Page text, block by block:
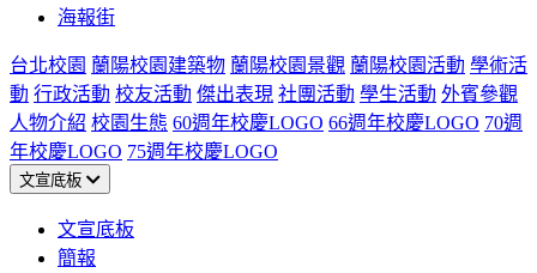
海報街
台北校園 蘭陽校園建築物 蘭陽校園景觀 蘭陽校園活動 學術活
動 行政活動 校友活動 傑出表現 社團活動 學生活動 外賓參觀
人物介紹 校園生態 60週年校慶LOGO 66週年校慶LOGO 70週
年校慶LOGO 75週年校慶LOGO
文宣底板
文宣底板
簡報